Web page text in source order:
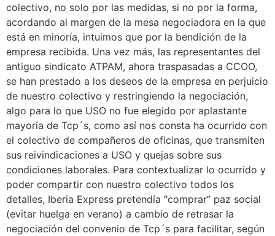
colectivo, no solo por las medidas, si no por la forma,
acordando al margen de la mesa negociadora en la que
está en minoría, intuimos que por la bendición de la
empresa recibida. Una vez más, las representantes del
antiguo sindicato ATPAM, ahora traspasadas a CCOO,
se han prestado a los deseos de la empresa en perjuicio
de nuestro colectivo y restringiendo la negociación,
algo para lo que USO no fue elegido por aplastante
mayoría de Tcp´s, como así nos consta ha ocurrido con
el colectivo de compañeros de oficinas, que transmiten
sus reivindicaciones a USO y quejas sobre sus
condiciones laborales. Para contextualizar lo ocurrido y
poder compartir con nuestro colectivo todos los
detalles, Iberia Express pretendía “comprar” paz social
(evitar huelga en verano) a cambio de retrasar la
negociación del convenio de Tcp´s para facilitar, según